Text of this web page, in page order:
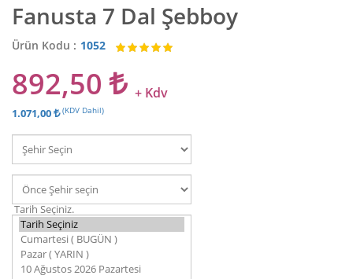
Fanusta 7 Dal Şebboy
Ürün Kodu : 1052
892,50 + Kdv
1.071,00 (KDV Dahil)
Tarih Seçiniz.